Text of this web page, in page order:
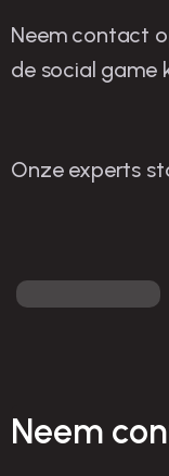
Neem contact
de social game
Onze experts
Neem